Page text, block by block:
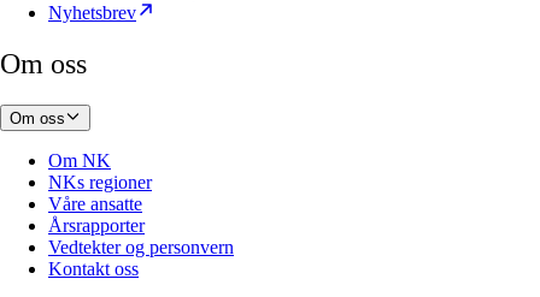
Nyhetsbrev
Om oss
Om oss
Om NK
NKs regioner
Våre ansatte
Årsrapporter
Vedtekter og personvern
Kontakt oss